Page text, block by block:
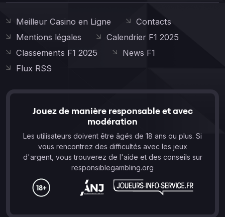
Meilleur Casino en Ligne
Contacts
Mentions légales
Calendrier F1 2025
Classements F1 2025
News F1
Flux RSS
Jouez de manière responsable et avec
modération
Les utilisateurs doivent être âgés de 18 ans ou plus. Si
vous rencontrez des difficultés avec les jeux
d'argent, vous trouverez de l'aide et des conseils sur
responsiblegambling.org